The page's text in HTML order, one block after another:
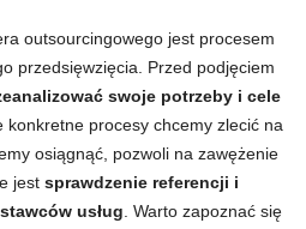
outsourcingowego jest procesem
przedsięwzięcia. Przed podjęciem
swoje potrzeby i cele
konkretne procesy chcemy zlecić na
osiągnąć, pozwoli na zawężenie
jest sprawdzenie referencji i
usług . Warto zapoznać się